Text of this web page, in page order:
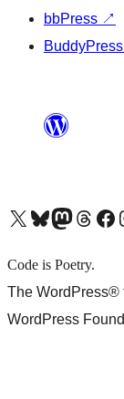
bbPress ↗
BuddyPress
X (旧 Twitter) アカウントへBluesky アカウントへMastodon アカウントへThreads アカウントへ Facebook ページへ
Code is Poetry.
The WordPress®
WordPress